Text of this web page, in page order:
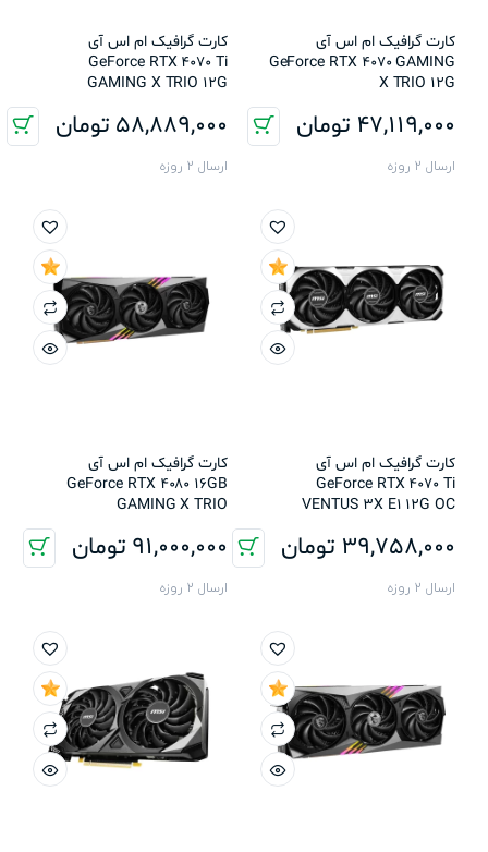
کارت گرافیک ام اس آی
GeForce RTX 4070 GAMING
X TRIO 12G
47,119,000 تومان
ارسال 2 روزه
کارت گرافیک ام اس آی
GeForce RTX 4070 Ti
GAMING X TRIO 12G
58,889,000 تومان
ارسال 2 روزه
کارت گرافیک ام اس آی
GeForce RTX 4070 Ti
VENTUS 3X E1 12G OC
39,758,000 تومان
ارسال 2 روزه
کارت گرافیک ام اس آی
GeForce RTX 4080 16GB
GAMING X TRIO
91,000,000 تومان
ارسال 2 روزه